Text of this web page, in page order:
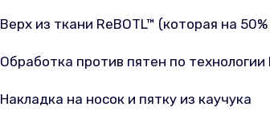
Верх из ткани ReBOTL™ (которая на
Обработка против пятен по
Накладка на носок и пятку из каучука